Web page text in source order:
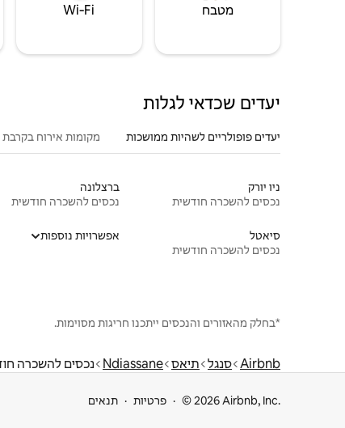
מטבח Wi‑Fi
יעדים שכדאי לגלות
יעדים פופולריים לשהיות ממושכות מקומות אירוח
ניו יורק
נכסים להשכרה חודשית
ברצלונה
נכסים להשכרה חודשית
סיאטל
נכסים להשכרה חודשית
אפשרויות נוספות
*בחלק מהאזורים והנכסים ייתכנו חריגות מסוימות.
Airbnb סנגל תיאס Ndiassane נכסים להשכרה
© 2026 Airbnb, Inc. פרטיות תנאים